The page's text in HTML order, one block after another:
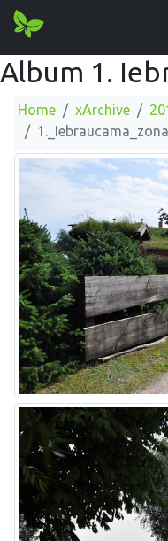
Album 1.
Home xArchive
1._Iebraucama_zona